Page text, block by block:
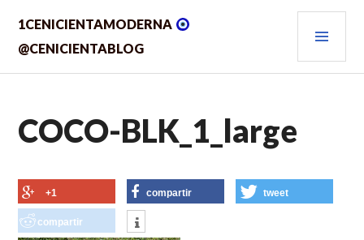
contenido.
1CENICIENTAMODERNA
@CENICIENTABLOG
COCO-BLK_1_large
+1 compartir tweet
compartir